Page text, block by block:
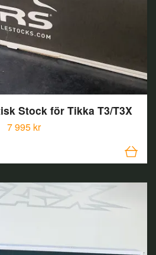
Stock för Tikka T3/T3X
7 995 kr